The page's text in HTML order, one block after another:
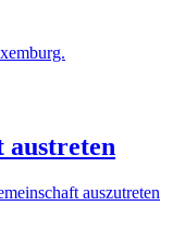
austreten
auszutreten